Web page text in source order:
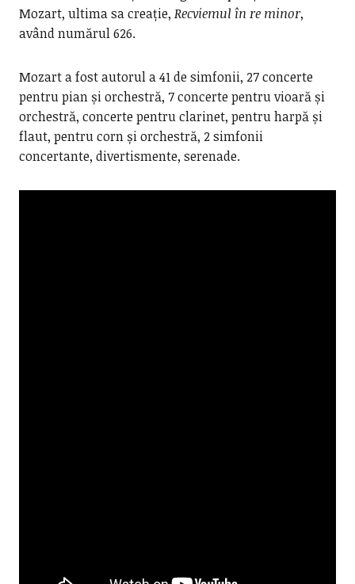
Mozart, ultima sa creație, Recviemul în re minor,
având numărul 626.
Mozart a fost autorul a 41 de simfonii, 27 concerte
pentru pian și orchestră, 7 concerte pentru vioară și
orchestră, concerte pentru clarinet, pentru harpă și
flaut, pentru corn și orchestră, 2 simfonii
concertante, divertismente, serenade.